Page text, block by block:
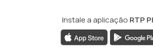
Instale a aplicação RTP